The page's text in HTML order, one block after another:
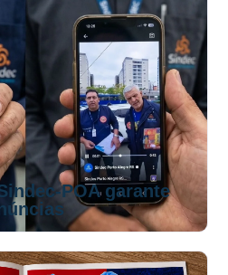
POA garante